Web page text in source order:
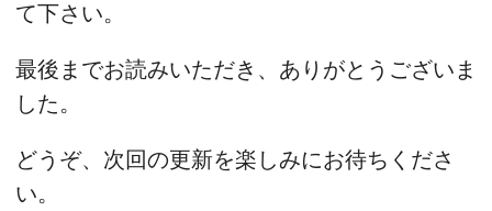
て下さい。
最後までお読みいただき、ありがとうございま
した。
どうぞ、次回の更新を楽しみにお待ちくださ
い。